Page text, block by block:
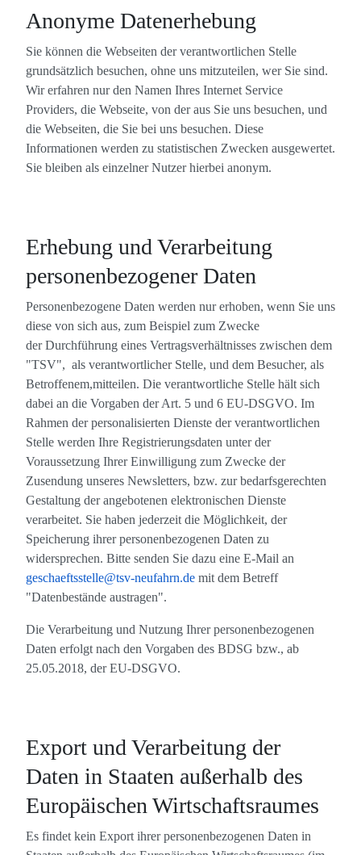
Anonyme Datenerhebung
Sie können die Webseiten der verantwortlichen Stelle
grundsätzlich besuchen, ohne uns mitzuteilen, wer Sie sind.
Wir erfahren nur den Namen Ihres Internet Service
Providers, die Webseite, von der aus Sie uns besuchen, und
die Webseiten, die Sie bei uns besuchen. Diese
Informationen werden zu statistischen Zwecken ausgewertet.
Sie bleiben als einzelner Nutzer hierbei anonym.
Erhebung und Verarbeitung
personenbezogener Daten
Personenbezogene Daten werden nur erhoben, wenn Sie uns
diese von sich aus, zum Beispiel zum Zwecke
der Durchführung eines Vertragsverhältnisses zwischen dem
"TSV", als verantwortlicher Stelle, und dem Besucher, als
Betroffenem,mitteilen. Die verantwortliche Stelle hält sich
dabei an die Vorgaben der Art. 5 und 6 EU-DSGVO. Im
Rahmen der personalisierten Dienste der verantwortlichen
Stelle werden Ihre Registrierungsdaten unter der
Voraussetzung Ihrer Einwilligung zum Zwecke der
Zusendung unseres Newsletters, bzw. zur bedarfsgerechten
Gestaltung der angebotenen elektronischen Dienste
verarbeitet. Sie haben jederzeit die Möglichkeit, der
Speicherung ihrer personenbezogenen Daten zu
widersprechen. Bitte senden Sie dazu eine E-Mail an
geschaeftsstelle@tsv-neufahrn.de mit dem Betreff
"Datenbestände austragen".
Die Verarbeitung und Nutzung Ihrer personenbezogenen
Daten erfolgt nach den Vorgaben des BDSG bzw., ab
25.05.2018, der EU-DSGVO.
Export und Verarbeitung der
Daten in Staaten außerhalb des
Europäischen Wirtschaftsraumes
Es findet kein Export ihrer personenbezogenen Daten in